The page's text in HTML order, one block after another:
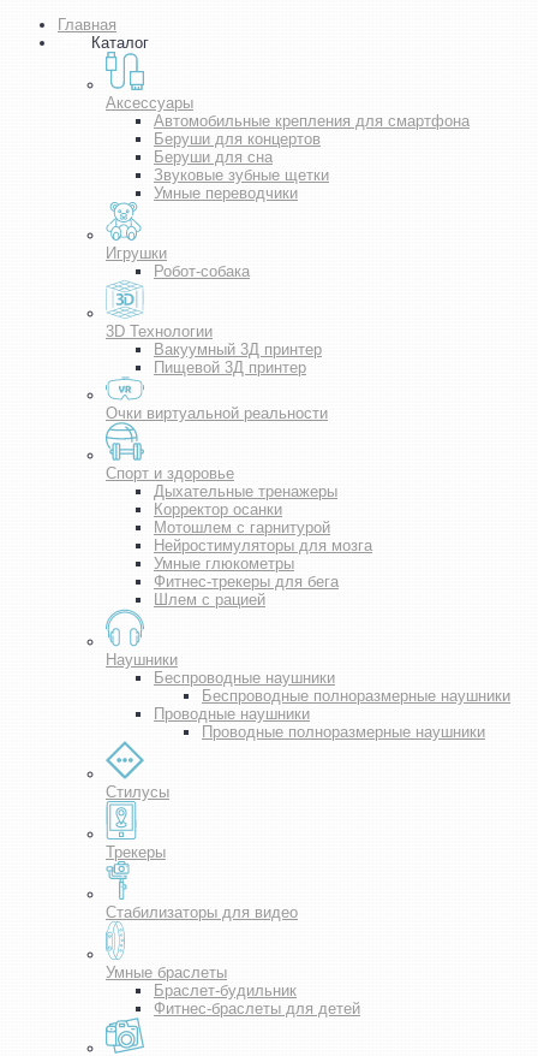
Главная
Каталог
Аксессуары
Автомобильные крепления для смартфона
Беруши для концертов
Беруши для сна
Звуковые зубные щетки
Умные переводчики
Игрушки
Робот-собака
3D Технологии
Вакуумный 3Д принтер
Пищевой 3Д принтер
Очки виртуальной реальности
Спорт и здоровье
Дыхательные тренажеры
Корректор осанки
Мотошлем с гарнитурой
Нейростимуляторы для мозга
Умные глюкометры
Фитнес-трекеры для бега
Шлем с рацией
Наушники
Беспроводные наушники
Беспроводные полноразмерные наушники
Проводные наушники
Проводные полноразмерные наушники
Стилусы
Трекеры
Стабилизаторы для видео
Умные браслеты
Браслет-будильник
Фитнес-браслеты для детей